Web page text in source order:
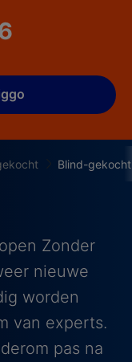
Blind-
Zonder
nieuwe
worden
van experts.
pas na